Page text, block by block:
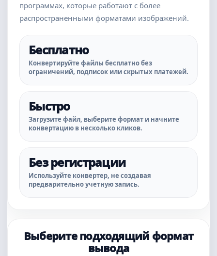
программах, которые работают с более
распространенными форматами изображений.
Бесплатно
Конвертируйте файлы бесплатно без
ограничений, подписок или скрытых платежей.
Быстро
Загрузите файл, выберите формат и начните
конвертацию в несколько кликов.
Без регистрации
Используйте конвертер, не создавая
предварительно учетную запись.
Выберите подходящий формат
вывода